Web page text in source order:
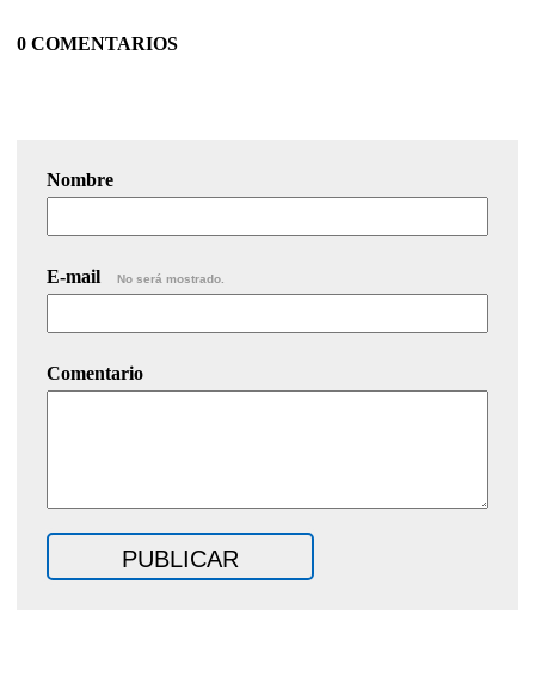
0 COMENTARIOS
Nombre
E-mail No será mostrado.
Comentario